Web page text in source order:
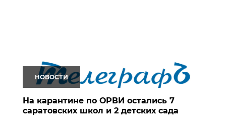
НОВОСТИ
На карантине по ОРВИ остались 7
саратовских школ и 2 детских сада